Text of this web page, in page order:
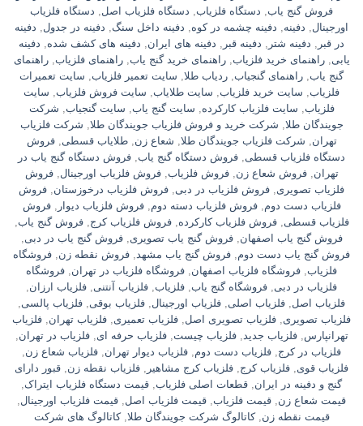
فروش گنج یاب, دستگاه فلزیاب, دستگاه فلزیاب اصل, دستگاه فلزیاب
اورجینال, دفینه, دفینه چشمه در کوه, دفینه داخل سنگ, دفینه در جدول, دفینه
در قبر , دفینه شتر , دفینه قبر , دفینه های ایران, دفینه های کشف شده, دفینه
یابی,راهنمای خرید فلزیاب,راهنمای خرید گنج یاب,راهنمای فلزیاب,راهنمای
گنج یاب, راهنمای گنجیاب, ردیاب طلا, سایت تعمیر فلزیاب, سایت تعمیرات
فلزیاب, سایت خرید فلزیاب, سایت طلایاب, سایت فروش فلزیاب, سایت
فلزیاب, سایت فلزیاب کارکرده, سایت گنج یاب, سایت گنجیاب, شرکت
جویندگان طلا, شرکت خرید و فروش فلزیاب جویندگان طلا, شرکت فلزیاب
تهران, شرکت فلزیاب جویندگان طلا, شعاع زن,طلایاب قسطی,فروش
دستگاه فلزیاب قسطی, فروش دستگاه گنج یاب, فروش دستگاه گنج یاب در
تهران,فروش شعاع زن,فروش فلزیاب,فروش فلزیاب اورجینال,فروش
فلزیاب تصویری, فروش فلزیاب در دبی, فروش فلزیاب درخوزستان, فروش
فلزیاب دست دوم,فروش فلزیاب دسته دوم,فروش فلزیاب دیوار ,فروش
فلزیاب قسطی,فروش فلزیاب کارکرده,فروش فلزیاب کرج,فروش گنج یاب,
فروش گنج یاب اصفهان,فروش گنج یاب تصویری,فروش گنج یاب در دبی,
فروش گنج یاب دست دوم, فروش گنج یاب مشهد, فروش نقطه زن, فروشگاه
فلزیاب, فروشگاه فلزیاب اصفهان, فروشگاه فلزیاب در تهران, فروشگاه
فلزیاب در دبی, فروشگاه گنج یاب, فلزیاب, فلزیاب آنتنی, فلزیاب ارزان,
فلزیاب اصل, فلزیاب اصلی, فلزیاب اورجینال, فلزیاب بوقی, فلزیاب پالسی,
فلزیاب تصویری, فلزیاب تصویری اصل, فلزیاب تعمیری, فلزیاب تهران, فلزیاب
تهرانپارس,فلزیاب جدید,فلزیاب چیست,فلزیاب حرفه ای,فلزیاب در تهران,
فلزیاب در کرج, فلزیاب دست دوم, فلزیاب دیوار تهران, فلزیاب شعاع زن,
فلزیاب قوی, فلزیاب کرج, فلزیاب کرج مشاهیر , فلزیاب نقطه زن, قبور دارای
گنج و دفینه در ایران, قطعات اصلی فلزیاب, قیمت دستگاه فلزیاب ایتراک,
قیمت شعاع زن, قیمت فلزیاب, قیمت فلزیاب اصل, قیمت فلزیاب اورجینال,
قیمت نقطه زن,کاتالوگ شرکت جویندگان طلا,کاتالوگ های شرکت